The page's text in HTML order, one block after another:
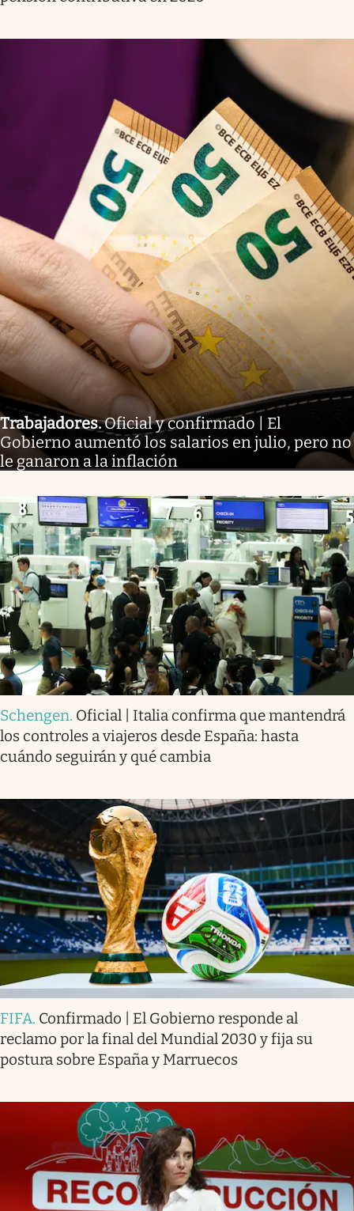
Trabajadores.Oficial y confirmado | El
Gobierno aumentó los salarios en julio, pero no
le ganaron a la inflación
Schengen. Oficial | Italia confirma que mantendrá
los controles a viajeros desde España: hasta
cuándo seguirán y qué cambia
FIFA. Confirmado | El Gobierno responde al
reclamo por la final del Mundial 2030 y fija su
postura sobre España y Marruecos